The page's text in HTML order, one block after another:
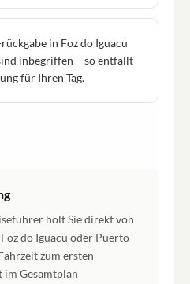
in Foz do Iguacu
inbegriffen – so entfällt
für Ihren Tag.
holt Sie direkt von
do Iguacu oder Puerto
zum ersten
im Gesamtplan